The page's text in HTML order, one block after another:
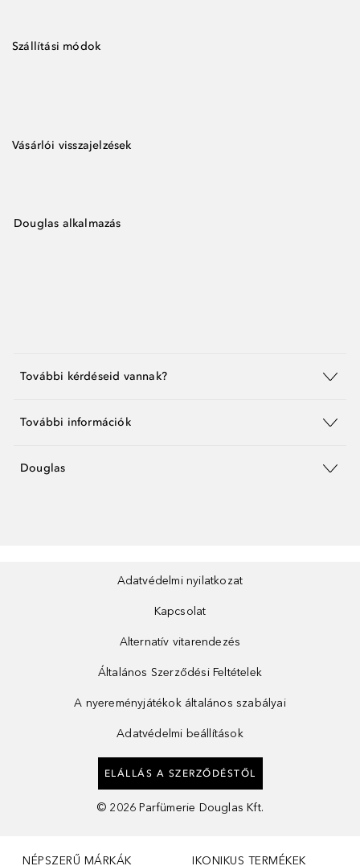
Szállítási módok
Vásárlói visszajelzések
Douglas alkalmazás
További kérdéseid vannak?
További információk
Douglas
Adatvédelmi nyilatkozat
Kapcsolat
Alternatív vitarendezés
Általános Szerződési Feltételek
A nyereményjátékok általános szabályai
Adatvédelmi beállítások
ELÁLLÁS A SZERZŐDÉSTŐL
© 2026 Parfümerie Douglas Kft.
NÉPSZERŰ MÁRKÁK IKONIKUS TERMÉKEK